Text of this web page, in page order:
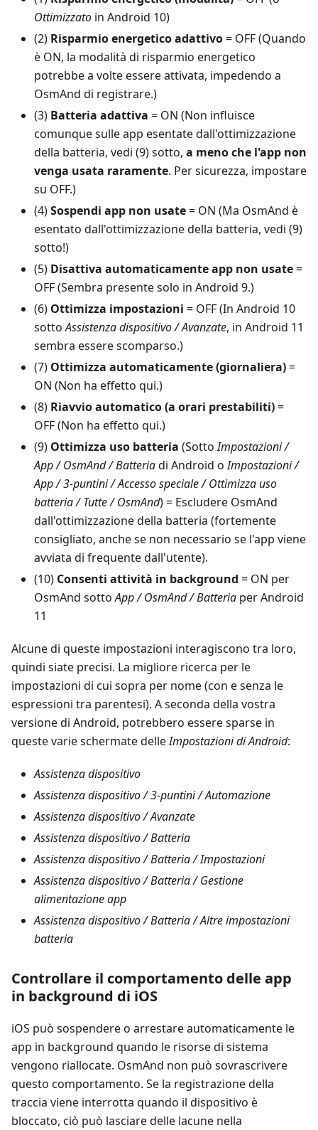
Ottimizzato in Android 10)
(2) Risparmio energetico adattivo= OFF (Quando
è ON, la modalità di risparmio energetico
potrebbe a volte essere attivata, impedendo a
OsmAnd di registrare.)
(3) Batteria adattiva = ON (Non influisce
comunque sulle app esentate dall'ottimizzazione
della batteria, vedi (9) sotto, a meno che l'app non
venga usata raramente. Per sicurezza, impostare
su OFF.)
(4)Sospendi app non usate= ON (Ma OsmAnd è
esentato dall'ottimizzazione della batteria, vedi (9)
sotto!)
(5) Disattiva automaticamente app non usate=
OFF (Sembra presente solo in Android 9.)
(6) Ottimizza impostazioni = OFF (In Android 10
sottoAssistenza dispositivo / Avanzate, in Android 11
sembra essere scomparso.)
(7) Ottimizza automaticamente (giornaliera)=
ON (Non ha effetto qui.)
(8) Riavvio automatico (a orari prestabiliti)=
OFF (Non ha effetto qui.)
(9) Ottimizza uso batteria (SottoImpostazioni /
App / OsmAnd / Batteriadi Android oImpostazioni /
App / 3-puntini / Accesso speciale / Ottimizza uso
batteria / Tutte / OsmAnd) = Escludere OsmAnd
dall'ottimizzazione della batteria (fortemente
consigliato, anche se non necessario se l'app viene
avviata di frequente dall'utente).
(10) Consenti attività in background = ON per
OsmAnd sottoApp / OsmAnd / Batteria per Android
11
Alcune di queste impostazioni interagiscono tra loro,
quindi siate precisi. La migliore ricerca per le
impostazioni di cui sopra per nome (con e senza le
espressioni tra parentesi). A seconda della vostra
versione di Android, potrebbero essere sparse in
queste varie schermate delleImpostazioni di Android:
Assistenza dispositivo
Assistenza dispositivo / 3-puntini / Automazione
Assistenza dispositivo / Avanzate
Assistenza dispositivo / Batteria
Assistenza dispositivo / Batteria / Impostazioni
Assistenza dispositivo / Batteria / Gestione
alimentazione app
Assistenza dispositivo / Batteria / Altre impostazioni
batteria
Controllare il comportamento delle app
in background di iOS
iOS può sospendere o arrestare automaticamente le
app in background quando le risorse di sistema
vengono riallocate. OsmAnd non può sovrascrivere
questo comportamento. Se la registrazione della
traccia viene interrotta quando il dispositivo è
bloccato, ciò può lasciare delle lacune nella